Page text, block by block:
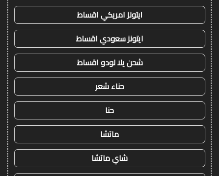
ايتونز امريكي اقساط
ايتونز سعودي اقساط
شحن يلا لودو اقساط
حناء شعر
حنا
ماتشا
شاي ماتشا